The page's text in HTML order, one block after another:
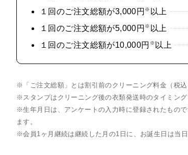
１回のご注文総額が3,000円 ※ 以上
１回のご注文総額が5,000円 ※ 以上
１回のご注文総額が10,000円 ※ 以上
※「ご注文総額」とは割引前のクリーニング料金（税込
※スタンプはクリーニング後の衣類発送時のタイミング
※生年月日は、アンケートの入力時に登録されたもの
ます。
※会員1ヶ月継続は継続した月の1日に、お誕生日は当日